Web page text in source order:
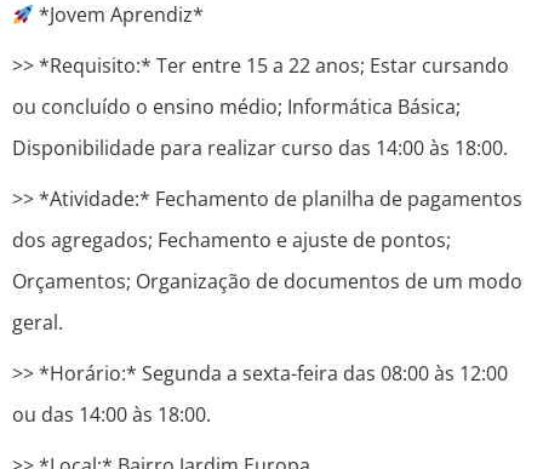
*Jovem Aprendiz*
>> *Requisito:* Ter entre 15 a 22 anos; Estar cursando
ou concluído o ensino médio; Informática Básica;
Disponibilidade para realizar curso das 14:00 às 18:00.
>> *Atividade:* Fechamento de planilha de pagamentos
dos agregados; Fechamento e ajuste de pontos;
Orçamentos; Organização de documentos de um modo
geral.
>> *Horário:* Segunda a sexta-feira das 08:00 às 12:00
ou das 14:00 às 18:00.